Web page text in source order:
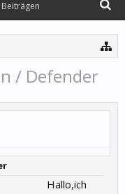
/ Defender
Hallo,ich